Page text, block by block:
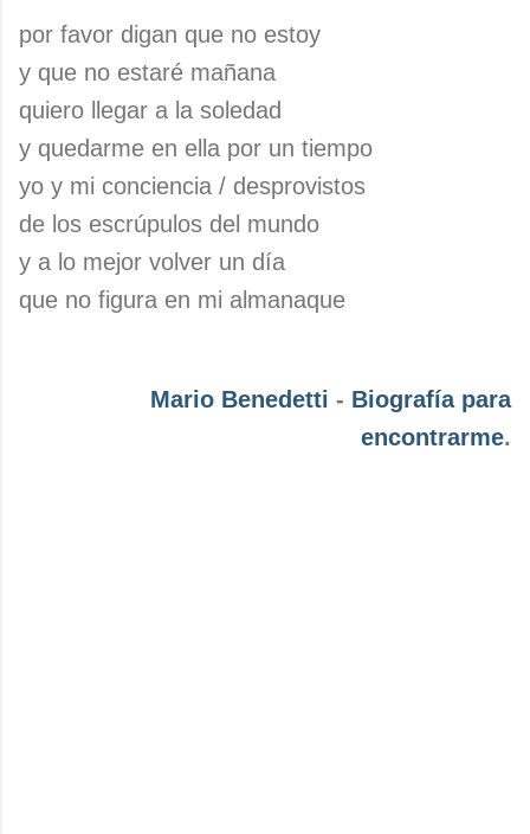
por favor digan que no estoy
y que no estaré mañana
quiero llegar a la soledad
y quedarme en ella por un tiempo
yo y mi conciencia / desprovistos
de los escrúpulos del mundo
y a lo mejor volver un día
que no figura en mi almanaque
Mario Benedetti - Biografía para
encontrarme.